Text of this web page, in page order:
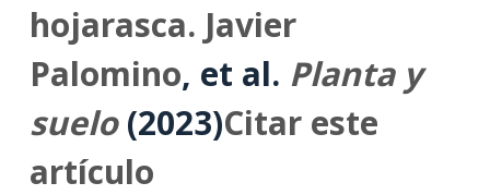
hojarasca. Javier
Palomino, et al. Planta y
suelo(2023)Citar este
artículo